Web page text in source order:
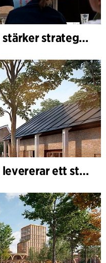
C.F. Møller Architects stärker strategisk rådgivning i tidiga skeden
C.F. Møller Architects levererar ett starkt resultat för 2025